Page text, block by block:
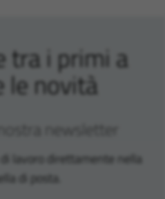
tra i primi a
le novità
lavoro direttamente nella
di posta.